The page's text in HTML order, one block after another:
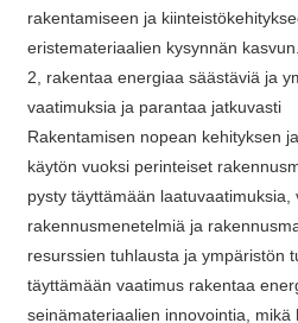
rakentamiseen ja
eristemateriaalien kysynnän kasvun.
2, rakentaa energiaa säästäviä ja
vaatimuksia ja parantaa jatkuvasti
Rakentamisen nopean kehityksen
käytön vuoksi perinteiset
pysty täyttämään
rakennusmenetelmiä ja
resurssien tuhlausta ja ympäristön
täyttämään vaatimus rakentaa
seinämateriaalien innovointia, mikä